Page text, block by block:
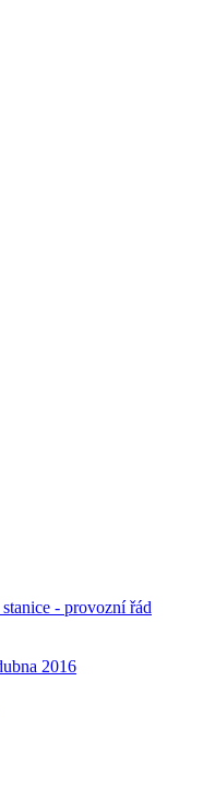
- provozní řád
2016